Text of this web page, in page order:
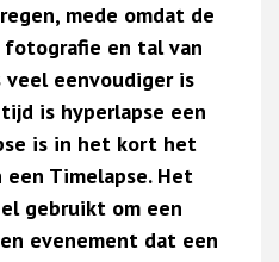
mede omdat de
en tal van
veel eenvoudiger is
is hyperlapse een
is in het kort het
Timelapse. Het
gebruikt om een
evenement dat een